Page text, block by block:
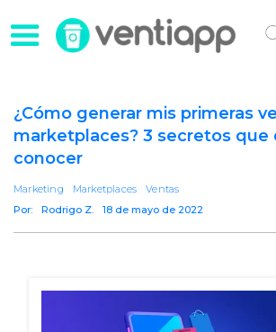
¿Cómo generar mis primeras
marketplaces? 3 secretos que
conocer
Marketing Marketplaces
Ventas
Por:
Rodrigo Z. 18 de mayo de 2022